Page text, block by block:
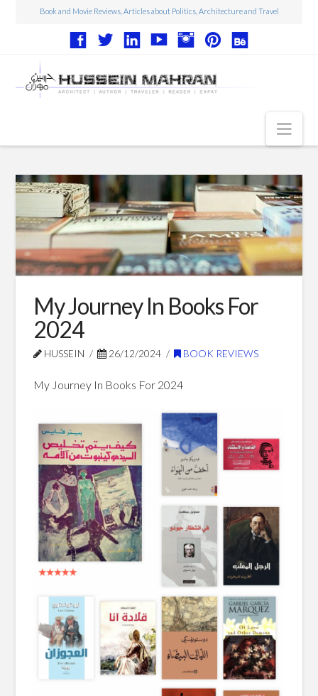
Book and Movie Reviews, Articles about Politics, Architecture and Travel
Book Reviews
Movie Reviews
Architecture
Web Design
Photography
Blog Posts
My Journey In Books For
2024
HUSSEIN 26/12/2024 BOOK REVIEWS
My Journey In Books For 2024